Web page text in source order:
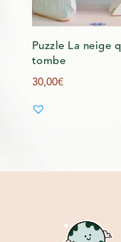
Puzzle La neige
tombe
30,00€